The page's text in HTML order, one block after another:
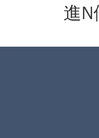
進N